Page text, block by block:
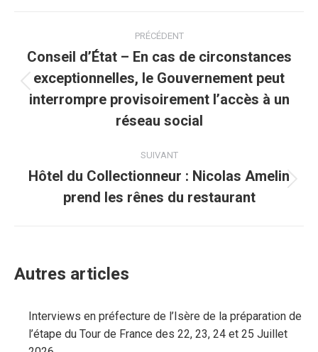
PRÉCÉDENT
Conseil d’État – En cas de circonstances
exceptionnelles, le Gouvernement peut
interrompre provisoirement l’accès à un
réseau social
SUIVANT
Hôtel du Collectionneur : Nicolas Amelin
prend les rênes du restaurant
Autres articles
Interviews en préfecture de l’Isère de la préparation de
l’étape du Tour de France des 22, 23, 24 et 25 Juillet